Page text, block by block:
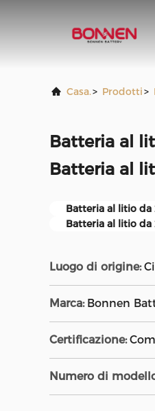
Casa.> Prodotti>
Batteria al
Batteria al
Batteria al litio da
Batteria al litio
Luogo di origine:
Marca: Bonnen
Certificazione:
Numero di